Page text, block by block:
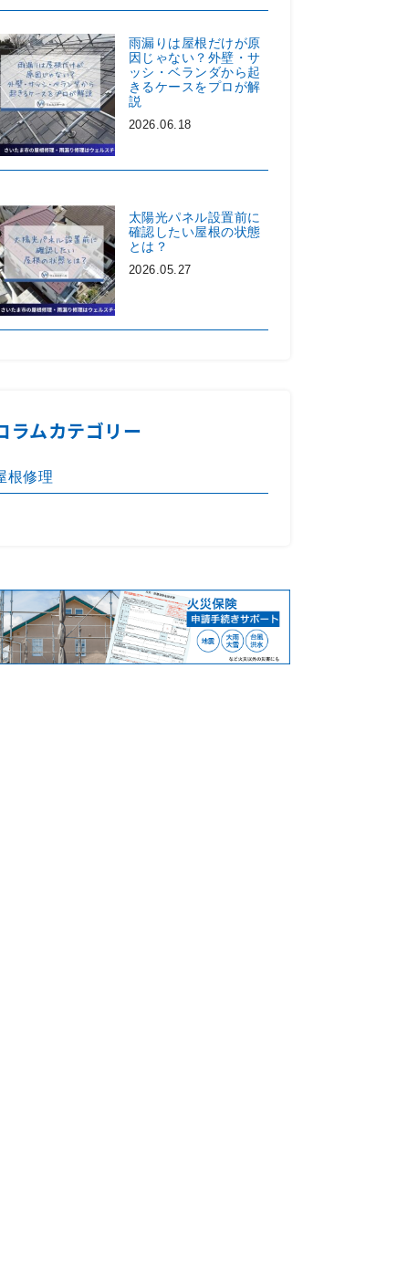
雨漏りは屋根だけが原
因じゃない？外壁・サ
ッシ・ベランダから起
きるケースをプロが解
説
2026.06.18
太陽光パネル設置前に
確認したい屋根の状態
とは？
2026.05.27
ラムカテゴリー
根修理